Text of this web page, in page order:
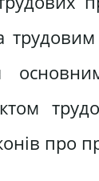
про